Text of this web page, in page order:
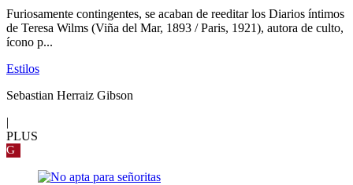
Furiosamente contingentes, se acaban de reeditar los Diarios íntimos
de Teresa Wilms (Viña del Mar, 1893 / Paris, 1921), autora de culto,
ícono p...
Estilos
Sebastian Herraiz Gibson
|
PLUS
G